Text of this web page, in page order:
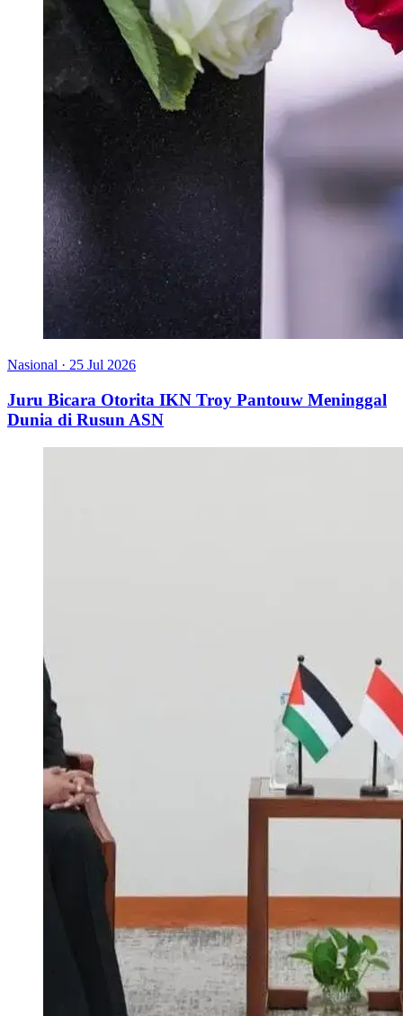
Nasional · 25 Jul 2026
Juru Bicara Otorita IKN Troy Pantouw Meninggal
Dunia di Rusun ASN